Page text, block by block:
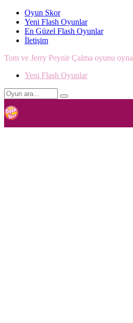
Oyun Skor
Yeni Flash Oyunlar
En Güzel Flash Oyunlar
İletişim
Tom ve Jerry Peynir Çalma oyunu oyna
Yeni Flash Oyunlar